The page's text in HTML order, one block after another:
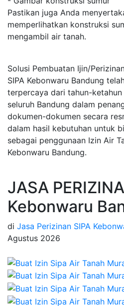
Pastikan juga Anda
memperlihatkan konstruksi
mengambil air tanah.
Solusi Pembuatan Ijin/
SIPA Kebonwaru Bandung
terpercaya dari tahun-
seluruh Bandung dalam
dokumen-dokumen secara
dalam hasil kebutuhan untuk
sebagai penggunaan Izin Air
Kebonwaru Bandung.
JASA
Kebonwaru
di Jasa Perizinan SIPA
Agustus 2026